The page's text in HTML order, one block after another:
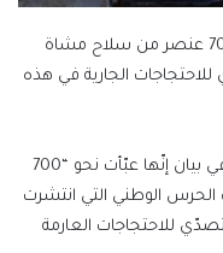
أعلن الجيش الأمريكي الإثنين أنّه سينشر 700 عنصر من سلاح مشاة
الجارية في هذه
وقالت القيادة العسكرية لأمريكا الشمالية في بيان إنّها عبّأت نحو “700
الحرس الوطني التي انتشرت
للاحتجاجات العارمة